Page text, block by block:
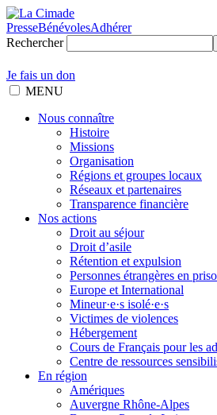
PresseBénévolesAdhérer
Rechercher
Je fais un don
MENU
Nous connaître
Histoire
Missions
Organisation
Régions et groupes locaux
Réseaux et partenaires
Transparence financière
Nos actions
Droit au séjour
Droit d’asile
Rétention et expulsion
Personnes étrangères en
Europe et International
Mineur·e·s isolé·e·s
Victimes de violences
Hébergement
Cours de Français pour les
Centre de ressources
En région
Amériques
Auvergne Rhône-Alpes